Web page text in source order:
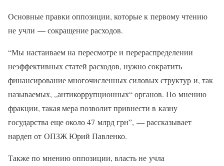
Основные правки оппозиции, которые к первому чтению
не учли — сокращение расходов.
“Мы настаиваем на пересмотре и перераспределении
неэффективных статей расходов, нужно сократить
финансирование многочисленных силовых структур и, так
называемых, „антикоррупционных“ органов. По мнению
фракции, такая мера позволит привнести в казну
государства еще около 47 млрд грн”, — рассказывает
нардеп от ОПЗЖ Юрий Павленко.
Также по мнению оппозиции, власть не учла